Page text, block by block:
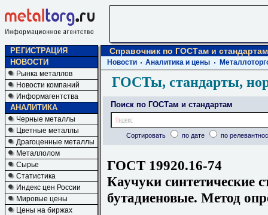
РЕГИСТРАЦИЯ
НОВОСТИ
Рынка металлов
Новости компаний
Информагентства
АНАЛИТИКА
Черные металлы
Цветные металлы
Драгоценные металлы
Металлолом
Сырье
Статистика
Индекс цен России
Мировые цены
Цены на биржах
Справочник по ГОСТам и стандартам
Новости Аналитика и цены
ГОСТы, стандарты,
Поиск по ГОСТам и стандартам
Сортировать по дате по
ГОСТ 19920.16-74
Каучуки синтетические
бутадиеновые. Метод